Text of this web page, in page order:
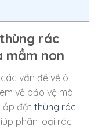
rác
mầm non
vấn đề về ô
về bảo vệ môi
đặt thùng rác
phân loại rác